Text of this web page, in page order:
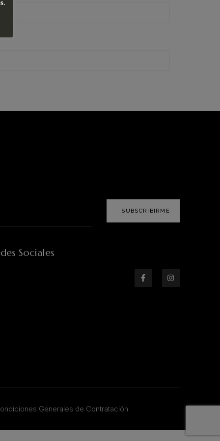
SUBSCRIBIRME
Sociales
Generales de Contratación
.